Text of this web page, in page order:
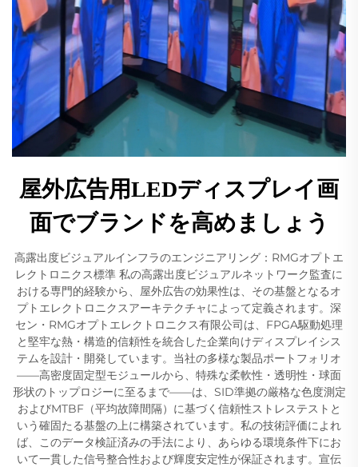
屋外広告用LEDディスプレイ画
面でブランドを高めましょう
高露出度ビジュアルインフラのエンジニアリング：RMGオプトエ
レクトロニクス標準 私の高露出度ビジュアルネットワーク監査に
おける専門的経験から、屋外広告の効果性は、その基盤となるオ
プトエレクトロニクスアーキテクチャによって定義されます。深
セン・RMGオプトエレクトロニクス有限公司は、FPGA駆動処理
と堅牢な熱・構造的信頼性を統合した企業向けディスプレイシス
テムを設計・開発しています。当社の多様な製品ポートフォリオ
——高密度固定型モジュールから、特殊な柔軟性・透明性・球面
形状のトップロジーに至るまで——は、SID準拠の厳格な色度測定
およびMTBF（平均故障間隔）に基づく信頼性ストレステストと
いう確固たる基盤の上に構築されています。私の技術評価によれ
ば、このデータ検証済みの手法により、あらゆる環境条件下にお
いて一貫した信号整合性および輝度安定性が保証されます。宣伝